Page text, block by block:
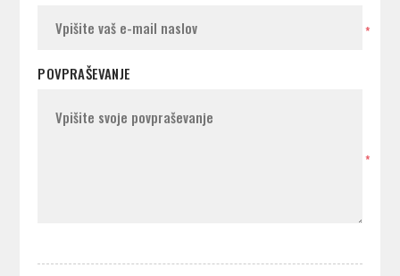
*
POVPRAŠEVANJE
*